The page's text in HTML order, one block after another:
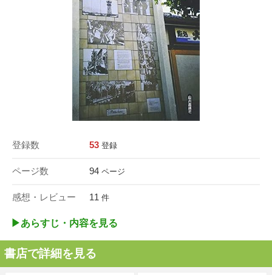
登録数 53 登録
ページ数 94 ページ
感想・レビュー 11 件
▶︎あらすじ・内容を見る
書店で詳細を見る